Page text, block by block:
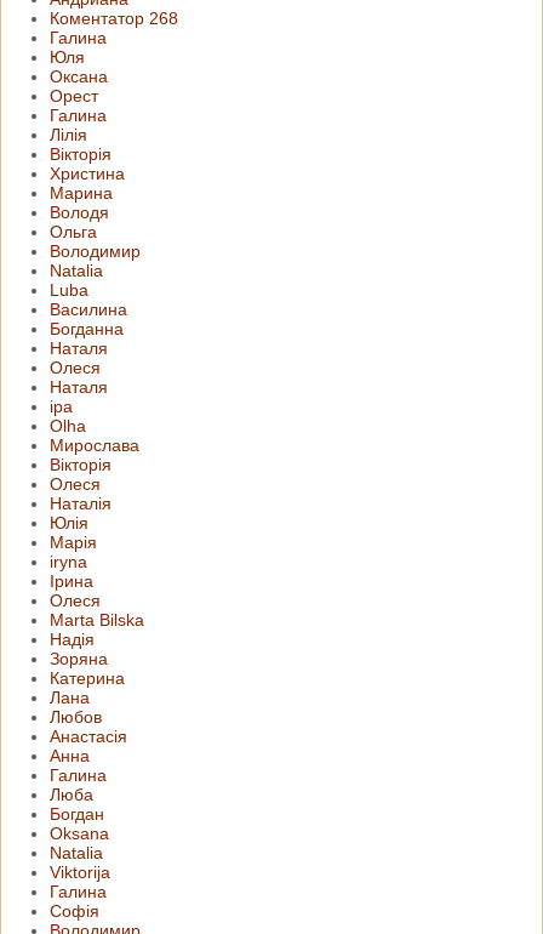
Коментатор 268
Галина
Юля
Оксана
Орест
Галина
Лілія
Вікторія
Христина
Марина
Володя
Ольга
Володимир
Natalia
Luba
Василина
Богданна
Наталя
Олеся
Наталя
іра
Olha
Мирослава
Вікторія
Олеся
Наталія
Юлія
Марія
iryna
Ірина
Олеся
Marta Bilska
Надія
Зоряна
Катерина
Лана
Любов
Анастасія
Анна
Галина
Люба
Богдан
Oksana
Natalia
Viktorija
Галина
Софія